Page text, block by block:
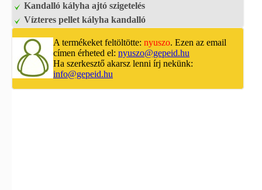
Kandalló kályha ajtó szigetelés
Vízteres pellet kályha kandalló
A termékeket feltöltötte: nyuszo. Ezen az email
címen érheted el: nyuszo@gepeid.hu
Ha szerkesztő akarsz lenni írj nekünk:
info@gepeid.hu